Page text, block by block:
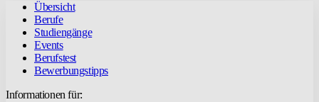
Übersicht
Berufe
Studiengänge
Events
Berufstest
Bewerbungstipps
Informationen für: